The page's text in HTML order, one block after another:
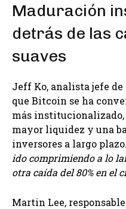
Maduración
detrás de las
suaves
Jeff Ko, analista jefe
que Bitcoin se ha
más institucionalizado,
mayor liquidez y una
inversores a largo plazo.
ido comprimiendo a lo
otra caída del 80% en el
Martin Lee,